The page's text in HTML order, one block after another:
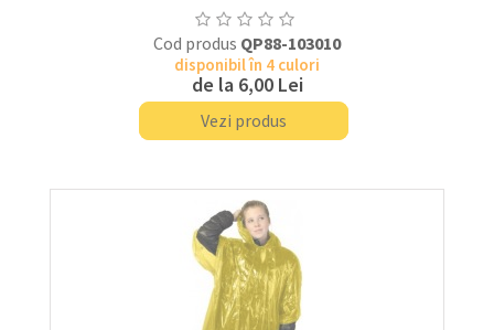
Cod produs QP88-103010
disponibil în 4 culori
de la 6,00 Lei
Vezi produs